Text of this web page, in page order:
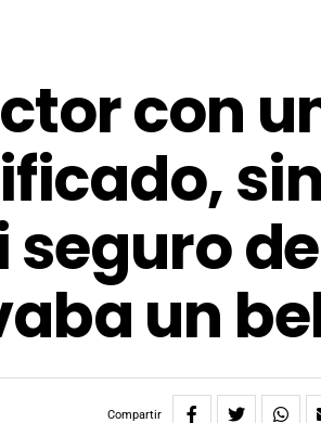
con
sin
un
Compartir